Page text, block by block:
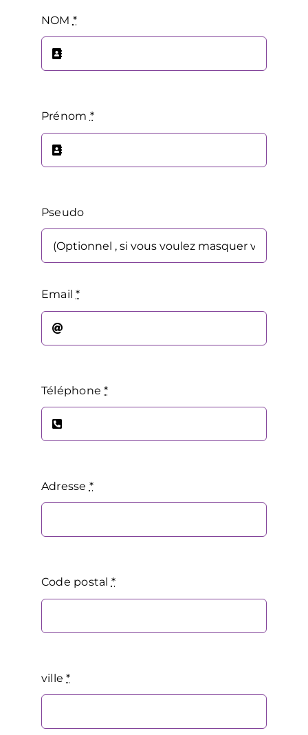
NOM *
Prénom *
Pseudo
Email*
Téléphone*
Adresse *
Code postal *
ville*